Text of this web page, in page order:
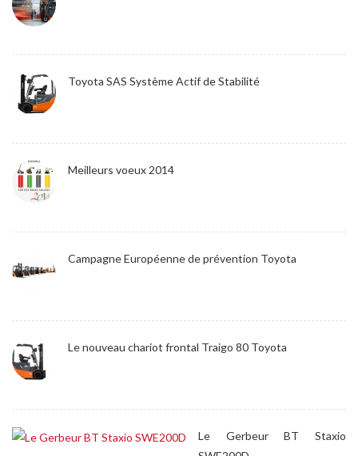
Toyota SAS Système Actif de Stabilité
Meilleurs voeux 2014
Campagne Européenne de prévention Toyota
Le nouveau chariot frontal Traigo 80 Toyota
Le Gerbeur BT Staxio